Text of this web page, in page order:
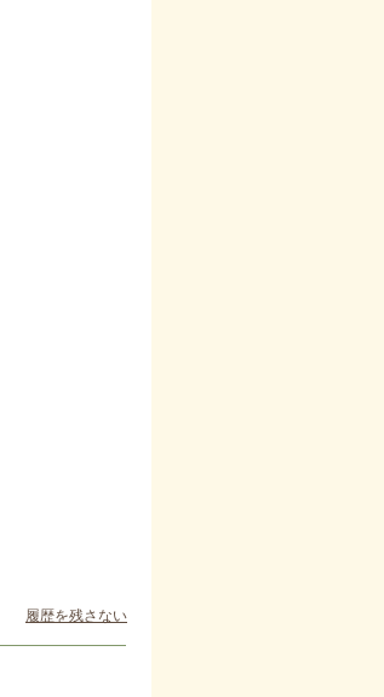
履歴を残さない